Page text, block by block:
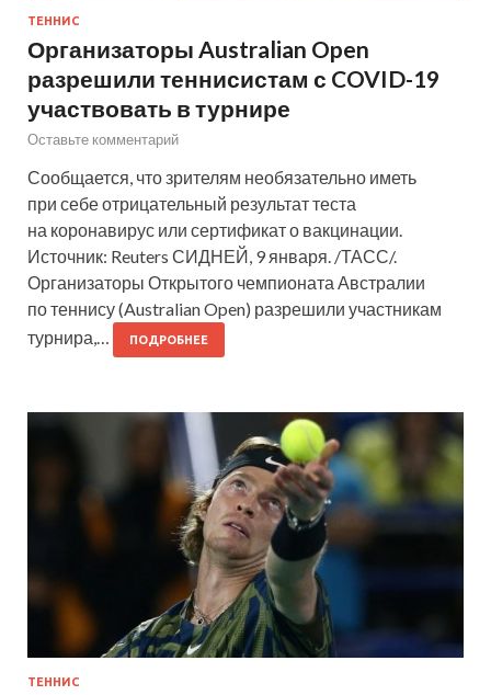
ТЕННИС
Организаторы Australian Open
разрешили теннисистам с COVID-19
участвовать в турнире
Оставьте комментарий
Сообщается, что зрителям необязательно иметь
при себе отрицательный результат теста
на коронавирус или сертификат о вакцинации.
Источник: Reuters СИДНЕЙ, 9 января. /ТАСС/.
Организаторы Открытого чемпионата Австралии
по теннису (Australian Open) разрешили участникам
турнира,…
ПОДРОБНЕЕ
ТЕННИС